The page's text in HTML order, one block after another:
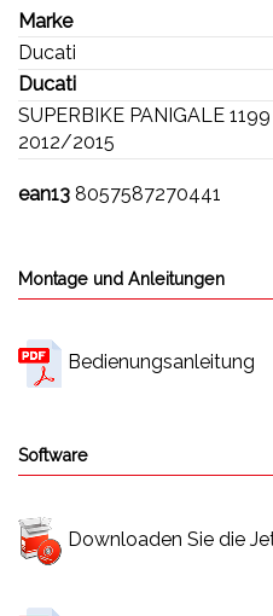
Marke
Ducati
Ducati
SUPERBIKE PANIGALE
2012/2015
ean13 8057587270441
Montage und Anleitungen
Bedienungsanleitung
Software
Downloaden Sie die